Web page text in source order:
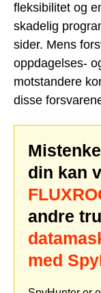
fleksibilitet og
skadelig
sider. Mens
oppdagelses-
motstandere
disse
din kan
andre
med